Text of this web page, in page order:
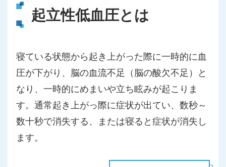
起立性低血圧とは
寝ている状態から起き上がった際に一時的に血
圧が下がり、脳の血流不足（脳の酸欠不足）と
なり、一時的にめまいや立ち眩みが起こりま
す。通常起き上がっ際に症状が出てい、数秒～
数十秒で消失する、または寝ると症状が消失し
ます。